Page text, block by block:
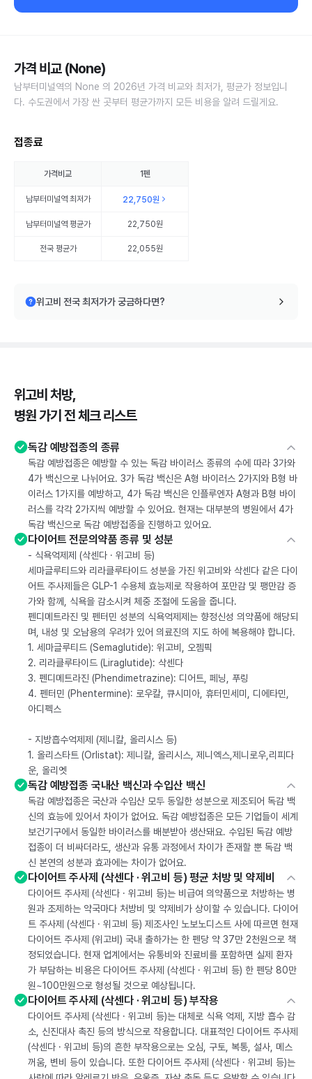
가격 비교 (None)
남부터미널역의 None 의 2026년 가격 비교와 최저가, 평균가 정보입니
다. 수도권에서 가장 싼 곳부터 평균가까지 모든 비용을 알려 드릴게요.
접종료
가격비교 1펜
남부터미널역최저가 22,750원
남부터미널역평균가 22,750원
전국 평균가 22,055원
위고비 전국 최저가가 궁금하다면?
위고비 처방,
병원 가기 전 체크 리스트
독감 예방접종의 종류
독감 예방접종은 예방할 수 있는 독감 바이러스 종류의 수에 따라 3가와
4가 백신으로 나뉘어요. 3가 독감 백신은 A형 바이러스 2가지와 B형 바
이러스 1가지를 예방하고, 4가 독감 백신은 인플루엔자 A형과 B형 바이
러스를 각각 2가지씩 예방할 수 있어요. 현재는 대부분의 병원에서 4가
독감 백신으로 독감 예방접종을 진행하고 있어요.
다이어트 전문의약품 종류 및 성분
- 식욕억제제 (삭센다 · 위고비 등)
세마글루티드와 리라클루타이드 성분을 가진 위고비와 삭센다 같은 다이
어트 주사제들은 GLP-1 수용체 효능제로 작용하여 포만감 및 팽만감 증
가와 함께, 식욕을 감소시켜 체중 조절에 도움을 줍니다.
펜디메트라진 및 펜터민 성분의 식욕억제제는 향정신성 의약품에 해당되
며, 내성 및 오남용의 우려가 있어 의료진의 지도 하에 복용해야 합니다.
1. 세마글루티드 (Semaglutide): 위고비, 오젬픽
2. 리라클루타이드 (Liraglutide): 삭센다
3. 펜디메트라진 (Phendimetrazine): 디어트, 페닝, 푸링
4. 펜터민 (Phentermine): 로우칼, 큐시미아, 휴터민세미, 디에타민,
아디펙스
- 지방흡수억제제 (제니칼, 올리시스 등)
1. 올리스타트 (Orlistat): 제니칼, 올리시스, 제니엑스,제니로우,리피다
운, 올리엣
독감 예방접종 국내산 백신과 수입산 백신
독감 예방접종은 국산과 수입산 모두 동일한 성분으로 제조되어 독감 백
신의 효능에 있어서 차이가 없어요. 독감 예방접종은 모든 기업들이 세계
보건기구에서 동일한 바이러스를 배분받아 생산돼요. 수입된 독감 예방
접종이 더 비싸더라도, 생산과 유통 과정에서 차이가 존재할 뿐 독감 백
신 본연의 성분과 효과에는 차이가 없어요.
다이어트 주사제 (삭센다 · 위고비 등) 평균 처방 및 약제비
다이어트 주사제 (삭센다 · 위고비 등)는 비급여 의약품으로 처방하는 병
원과 조제하는 약국마다 처방비 및 약제비가 상이할 수 있습니다. 다이어
트 주사제 (삭센다 · 위고비 등) 제조사인 노보노디스트 사에 따르면 현재
다이어트 주사제 (위고비) 국내 출하가는 한 펜당 약 37만 2천원으로 책
정되었습니다. 현재 업계에서는 유통비와 진료비를 포함하면 실제 환자
가 부담하는 비용은 다이어트 주사제 (삭센다 · 위고비 등) 한 펜당 80만
원~100만원으로 형성될 것으로 예상됩니다.
다이어트 주사제 (삭센다 · 위고비 등) 부작용
다이어트 주사제 (삭센다 · 위고비 등)는 대체로 식욕 억제, 지방 흡수 감
소, 신진대사 촉진 등의 방식으로 작용합니다. 대표적인 다이어트 주사제
(삭센다 · 위고비 등)의 흔한 부작용으로는 오심, 구토, 복통, 설사, 메스
꺼움, 변비 등이 있습니다. 또한 다이어트 주사제 (삭센다 · 위고비 등)는